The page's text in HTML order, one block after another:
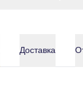
Доставка